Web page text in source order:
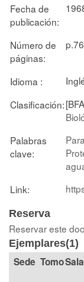
Fecha de
publicación:
Número de
páginas:
Idioma :
Clasificación:
Palabras
clave:
Link:
Reserva
Reservar este
Ejemplares(1)
TomoSala